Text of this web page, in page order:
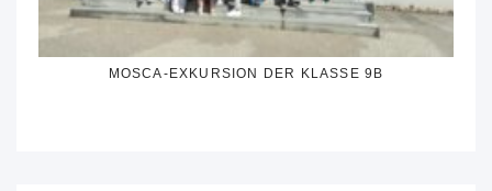
MOSCA-EXKURSION DER KLASSE 9B